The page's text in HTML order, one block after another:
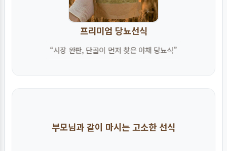
프리미엄 당뇨선식
“시장 완판, 단골이 먼저 찾은 야채 당뇨식”
부모님과 같이 마시는 고소한 선식